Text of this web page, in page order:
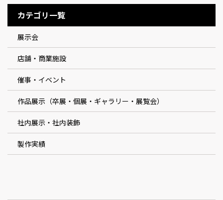
カテゴリ一覧
展示会
店舗・商業施設
催事・イベント
作品展示（卒展・個展・ギャラリー・展覧会）
社内展示・社内装飾
製作実績